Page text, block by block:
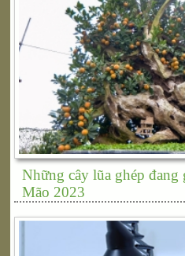
Những cây lũa ghép
Mão 2023